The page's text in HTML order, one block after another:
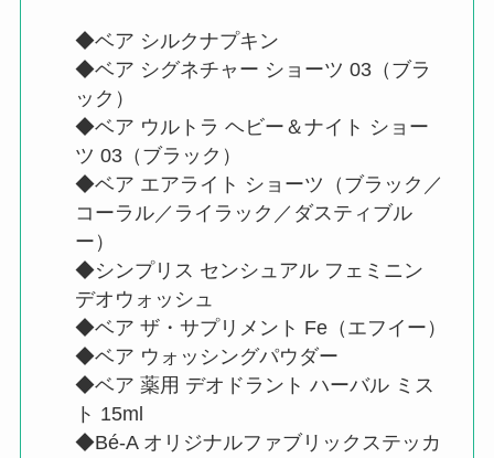
◆ベア シルクナプキン
◆ベア シグネチャー ショーツ 03（ブラ
ック）
◆ベア ウルトラ ヘビー＆ナイト ショー
ツ 03（ブラック）
◆ベア エアライト ショーツ（ブラック／
コーラル／ライラック／ダスティブル
ー）
◆シンプリス センシュアル フェミニン
デオウォッシュ
◆ベア ザ・サプリメント Fe（エフイー）
◆ベア ウォッシングパウダー
◆ベア 薬用 デオドラント ハーバル ミス
ト 15ml
◆Bé-A オリジナルファブリックステッカ